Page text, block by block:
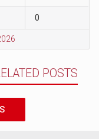
0
POSTS